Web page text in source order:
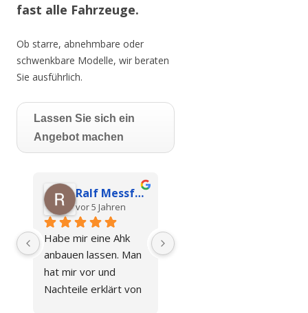
fast alle Fahrzeuge.
Ob starre, abnehmbare oder
schwenkbare Modelle, wir beraten
Sie ausführlich.
Lassen Sie sich ein
Angebot machen
Ralf Messfeldt
vor 5 Jahren
Habe mir eine Ahk
anbauen lassen. Man
hat mir vor und
Nachteile erklärt von